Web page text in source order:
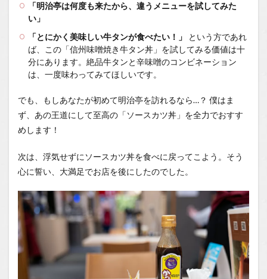
「明治亭は何度も来たから、違うメニューを試してみた
い」
「とにかく美味しい牛タンが食べたい！」
という方であれ
ば、この「信州味噌焼き牛タン丼」を試してみる価値は十
分にあります。絶品牛タンと辛味噌のコンビネーション
は、一度味わってみてほしいです。
でも、もしあなたが初めて明治亭を訪れるなら…？ 僕はま
ず、あの王道にして至高の「ソースカツ丼」を全力でおすす
めします！
次は、浮気せずにソースカツ丼を食べに戻ってこよう。そう
心に誓い、大満足でお店を後にしたのでした。